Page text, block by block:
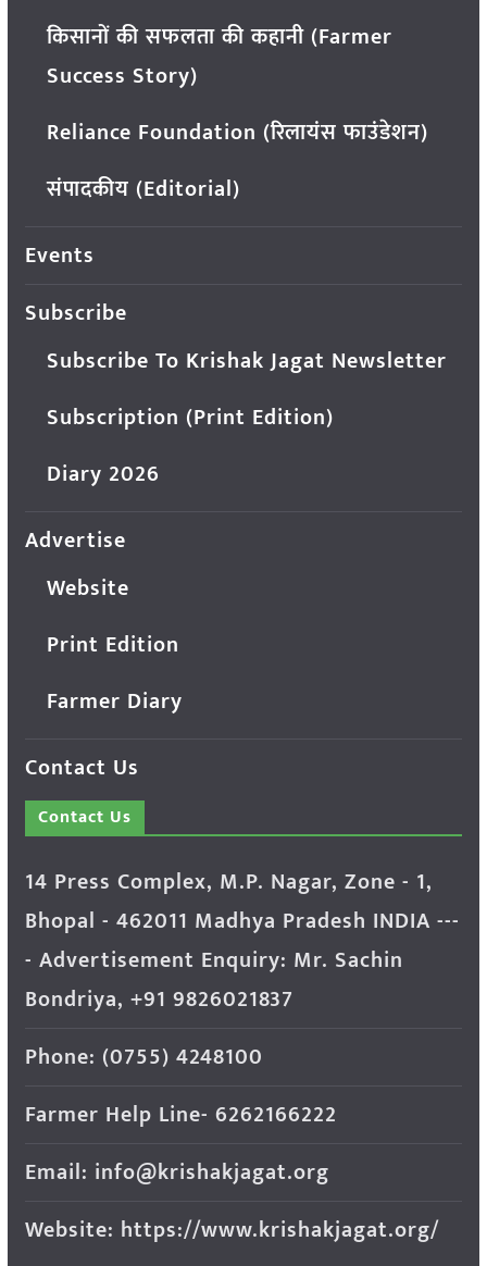
किसानों की सफलता की कहानी (Farmer
Success Story)
Reliance Foundation (रिलायंस फाउंडेशन)
संपादकीय (Editorial)
Events
Subscribe
Subscribe To Krishak Jagat Newsletter
Subscription (Print Edition)
Diary 2026
Advertise
Website
Print Edition
Farmer Diary
Contact Us
Contact Us
14 Press Complex, M.P. Nagar, Zone - 1,
Bhopal - 462011 Madhya Pradesh INDIA ---
- Advertisement Enquiry: Mr. Sachin
Bondriya, +91 9826021837
Phone: (0755) 4248100
Farmer Help Line- 6262166222
Email: info@krishakjagat.org
Website: https://www.krishakjagat.org/